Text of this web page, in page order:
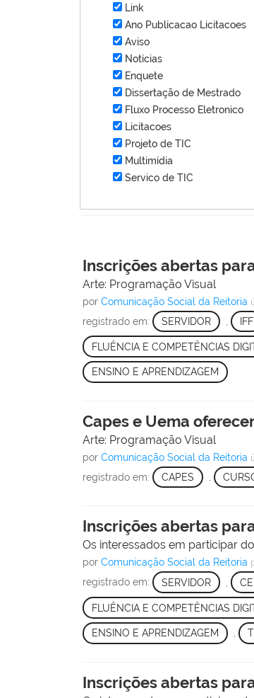
Link
Ano Publicacao Licitacoes
Aviso
Notícias
Enquete
Dissertação de Mestrado
Fluxo Processo Eletronico
Licitacoes
Projeto de TIC
Multimídia
Servico de TIC
Inscrições abertas
Arte: Programação Visual
porComunicação Social da Reitoria
registrado em: SERVIDOR IFF
FLUÊNCIA E COMPETÊNCIAS
ENSINO E APRENDIZAGEM
Capes e Uema
Arte: Programação Visual
porComunicação Social da Reitoria
registrado em: CAPES
Inscrições abertas
Os interessados em participar
porComunicação Social da Reitoria
registrado em: SERVIDOR
FLUÊNCIA E COMPETÊNCIAS
ENSINO E APRENDIZAGEM ,
Inscrições abertas